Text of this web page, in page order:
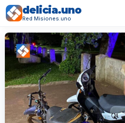
delicia.uno
Red Misiones.uno